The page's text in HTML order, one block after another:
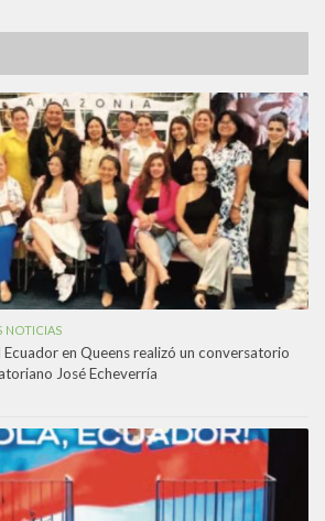
NOTICIAS
Ecuador en Queens realizó un conversatorio
José Echeverría